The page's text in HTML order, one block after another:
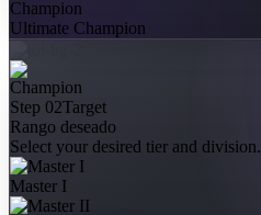
Ultimate Champion
Step 02Target
Rango deseado
Select your desired tier and division.
Master I